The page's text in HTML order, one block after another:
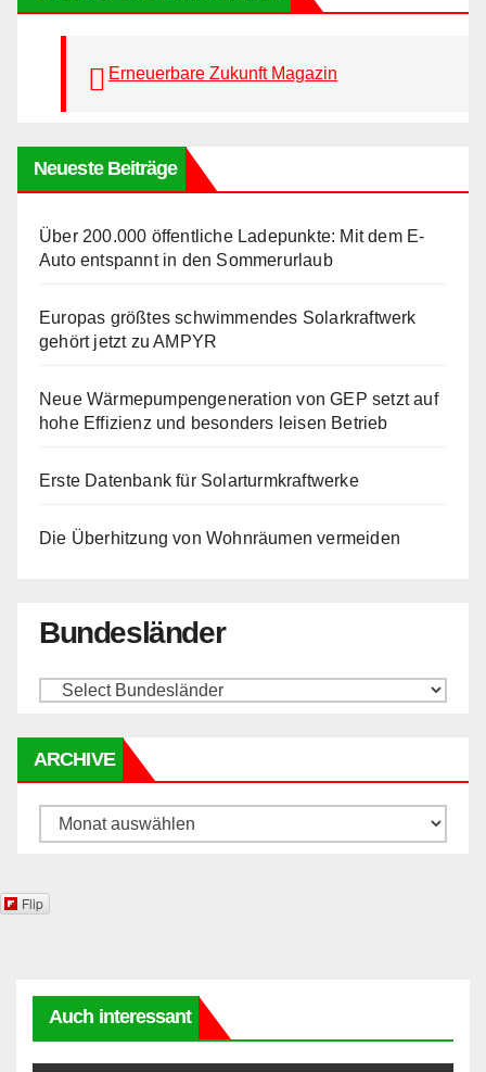
Erneuerbare Zukunft Magazin
Neueste Beiträge
Über 200.000 öffentliche Ladepunkte: Mit dem E-
Auto entspannt in den Sommerurlaub
Europas größtes schwimmendes Solarkraftwerk
gehört jetzt zu AMPYR
Neue Wärmepumpengeneration von GEP setzt auf
hohe Effizienz und besonders leisen Betrieb
Erste Datenbank für Solarturmkraftwerke
Die Überhitzung von Wohnräumen vermeiden
Bundesländer
ARCHIVE
Archive
Flip
Auch interessant